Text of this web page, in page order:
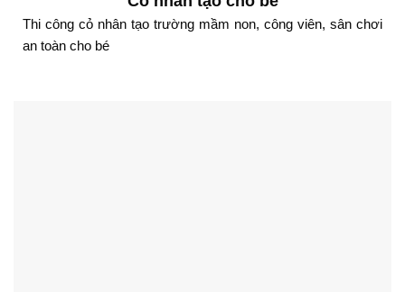
Thi công cỏ nhân tạo trường mầm non, công viên, sân chơi
an toàn cho bé